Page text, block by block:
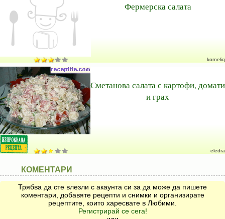
Фермерска салата
korneliq
Сметанова салата с картофи, домати
и грах
eledra
КОМЕНТАРИ
Трябва да сте влезли с акаунта си за да може да пишете
коментари, добавяте рецепти и снимки и организирате
рецептите, които харесвате в Любими.
Регистрирай се сега!